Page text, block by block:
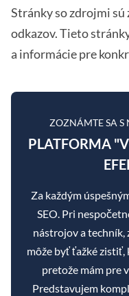
Stránky so zdrojmi
odkazov. Tieto
a informácie pre
ZOZNÁMTE SA S
PLATFORMA
Za každým
SEO. Pri
nástrojov a techník,
môže byť ťažké zistiť,
pretože mám pre
Predstavujem